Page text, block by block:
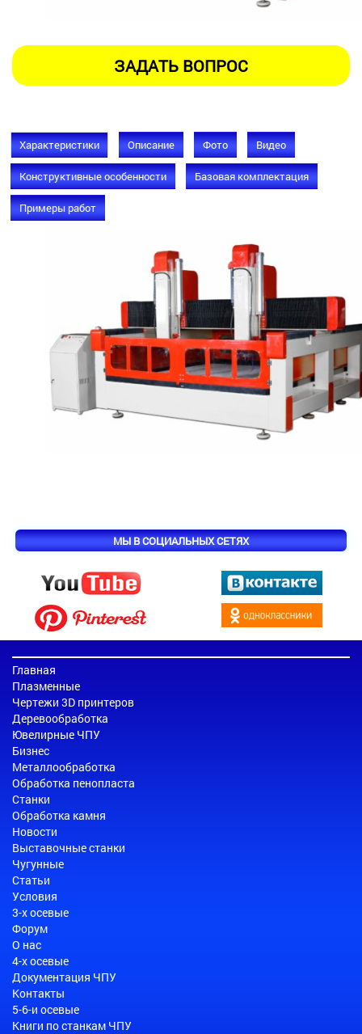
Характеристики Описание Фото Видео
Конструктивные особенности Базовая комплектация
Примеры работ
МЫ В СОЦИАЛЬНЫХ СЕТЯХ
Главная
Плазменные
Чертежи 3D принтеров
Деревообработка
Ювелирные ЧПУ
Бизнес
Металлообработка
Обработка пенопласта
Станки
Обработка камня
Новости
Выставочные станки
Чугунные
Статьи
Условия
3-х осевые
Форум
О нас
4-х осевые
Документация ЧПУ
Контакты
5-6-и осевые
Книги по станкам ЧПУ